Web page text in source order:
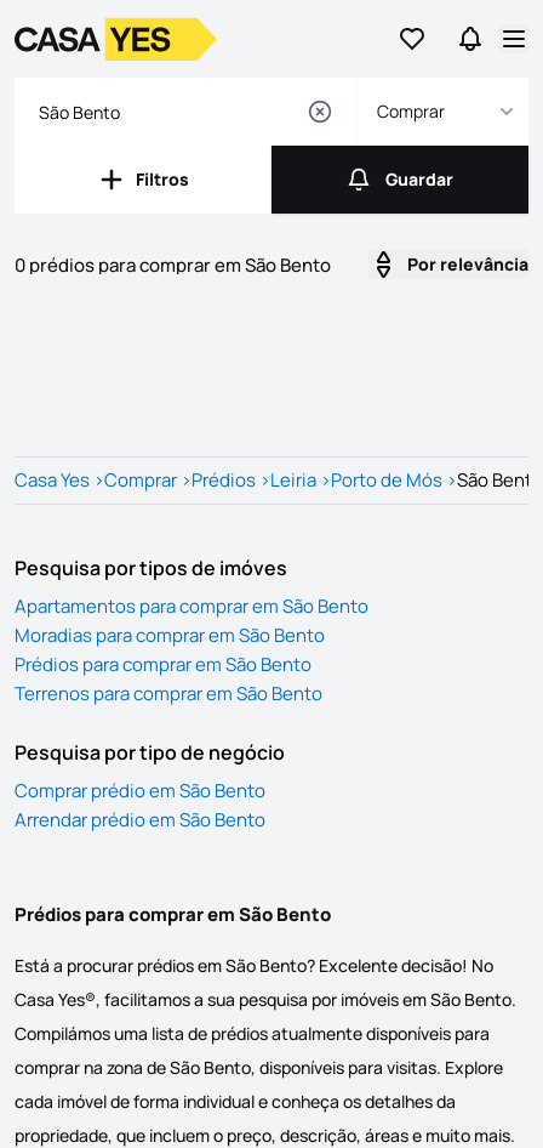
Ir para osIr para
LogoIr para a homepage
Comprar
Filtros
Filtros Guardar
Guardar
0 prédios para comprar em São Bento Por relevância
Casa Yes >Comprar >Prédios >Leiria >Porto de Mós >São Bento
Pesquisa por tipos de imóves
Apartamentos para comprar em São Bento
Moradias para comprar em São Bento
Prédios para comprar em São Bento
Terrenos para comprar em São Bento
Pesquisa por tipo de negócio
Comprar prédio em São Bento
Arrendar prédio em São Bento
Prédios para comprar em São Bento
Está a procurar prédios em São Bento? Excelente decisão! No
Casa Yes®, facilitamos a sua pesquisa por imóveis em São Bento.
Compilámos uma lista de prédios atualmente disponíveis para
comprar na zona de São Bento, disponíveis para visitas. Explore
cada imóvel de forma individual e conheça os detalhes da
propriedade, que incluem o preço, descrição, áreas e muito mais.